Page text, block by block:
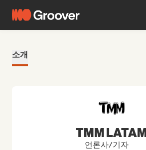
소개
TMM
언론사/기자